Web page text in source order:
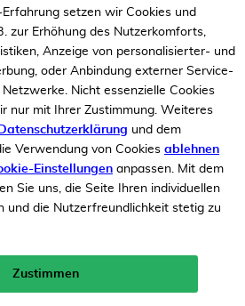
ab 49€!
>
setzen wir Cookies und
zur Erhöhung des Nutzerkomforts,
Anzeige von personalisierter- und
oder Anbindung externer Service-
Nicht essenzielle Cookies
nur mit Ihrer Zustimmung. Weiteres
Datenschutzerklärung und dem
Verwendung von Cookies ablehnen
Einstellungen anpassen. Mit dem
Sie uns, die Seite Ihren individuellen
und die Nutzerfreundlichkeit stetig zu
Zustimmen